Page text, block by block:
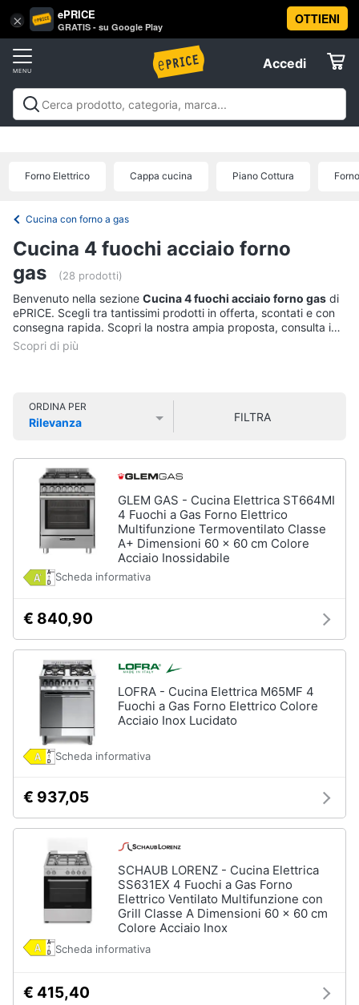
× ePRICE
GRATIS - su Google Play
OTTIENI
Accedi
Accedi
Registrati
Offerte
Tv
e
Home
Cinema
Videogiochi
Audio
e
musica
Clima
Brico
e
Giardinaggio
Salute
e
igiene
Beauty
Giocattoli
Prima
infanzia
Fotografia
Vai
al
Elettrodomestici
Frigoriferi
Cantinetta
Frigoriferi
Congelatore
a
Frigorifero
combinato
Vedi
tutti
Lavatrici
Asciugatrice
Lavatrice
Lavatrice
frontale
Lavastoviglie
Lavastoviglie
Incasso
Lavastoviglie
Bosch
Whirlpool
Lavastoviglie
libera
installazione
Forni,
cottura
stiroElettrodomestici in Cucina
Piccoli
industrialiElettrodomestici in offerta
Forno Elettrico Cappa cucina Piano Cottura
Cucina con forno a gas
Cucina 4 fuochi acciaio forno
gas
(28 prodotti)
Benvenuto nella sezione Cucina 4 fuochi acciaio forno gas di
ePRICE. Scegli tra tantissimi prodotti in offerta, scontati e con
consegna rapida. Scopri la nostra ampia proposta, consulta i
prezzi e acquista comodamente online.
ORDINA PER
Rilevanza
FILTRA
GLEM GAS - Cucina Elettrica ST664MI
4 Fuochi a Gas Forno Elettrico
Multifunzione Termoventilato Classe
A+ Dimensioni 60 x 60 cm Colore
Acciaio Inossidabile
Scheda informativa
€ 840,90
LOFRA - Cucina Elettrica M65MF 4
Fuochi a Gas Forno Elettrico Colore
Acciaio Inox Lucidato
Scheda informativa
€ 937,05
SCHAUB LORENZ - Cucina Elettrica
SS631EX 4 Fuochi a Gas Forno
Elettrico Ventilato Multifunzione con
Grill Classe A Dimensioni 60 x 60 cm
Colore Acciaio Inox
Scheda informativa
€ 415,40